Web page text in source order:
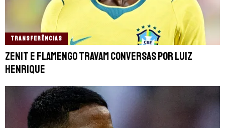
TRANSFERÊNCIAS
Zenit e Flamengo travam conversas por Luiz
Henrique